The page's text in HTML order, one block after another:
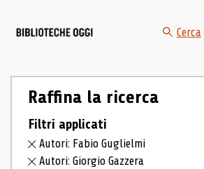
Cerca
Raffina la ricerca
Filtri applicati
Autori: Fabio Guglielmi
Autori: Giorgio Gazzera